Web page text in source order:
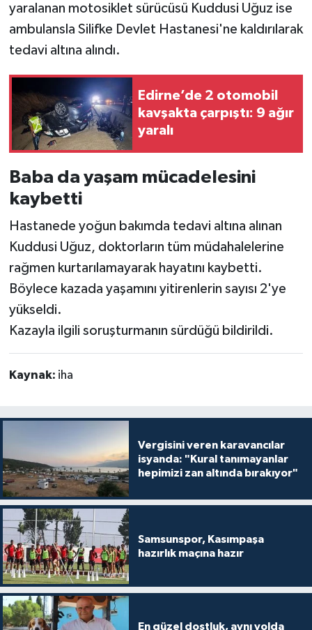
yaralanan motosiklet sürücüsü Kuddusi Uğuz ise
ambulansla Silifke Devlet Hastanesi'ne kaldırılarak
tedavi altına alındı.
Edirne’de 2 otomobil
kavşakta çarpıştı: 9 ağır
yaralı
Baba da yaşam mücadelesini
kaybetti
Hastanede yoğun bakımda tedavi altına alınan
Kuddusi Uğuz, doktorların tüm müdahalelerine
rağmen kurtarılamayarak hayatını kaybetti.
Böylece kazada yaşamını yitirenlerin sayısı 2'ye
yükseldi.
Kazayla ilgili soruşturmanın sürdüğü bildirildi.
Kaynak: iha
Vergisini veren karavancılar
isyanda: "Kural tanımayanlar
hepimizi zan altında bırakıyor"
Samsunspor, Kasımpaşa
hazırlık maçına hazır
En güzel dostluk, aynı yolda